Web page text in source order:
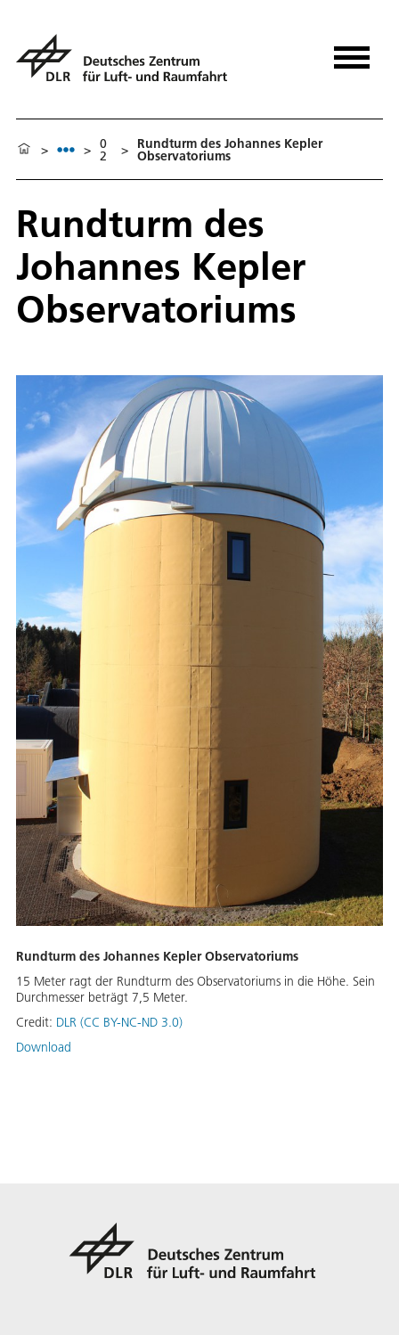
> > 0
2 > Rundturm des Johannes Kepler
Observatoriums
Rundturm des
Johannes Kepler
Observatoriums
Rundturm des Johannes Kepler Observatoriums
15 Meter ragt der Rundturm des Observatoriums in die Höhe. Sein
Durchmesser beträgt 7,5 Meter.
Credit: DLR (CC BY-NC-ND 3.0)
Download